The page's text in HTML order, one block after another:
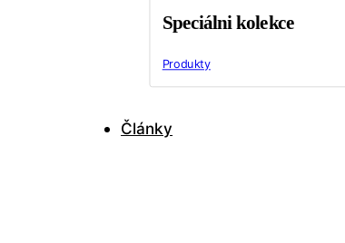
Speciálni kolekce
Produkty
Články